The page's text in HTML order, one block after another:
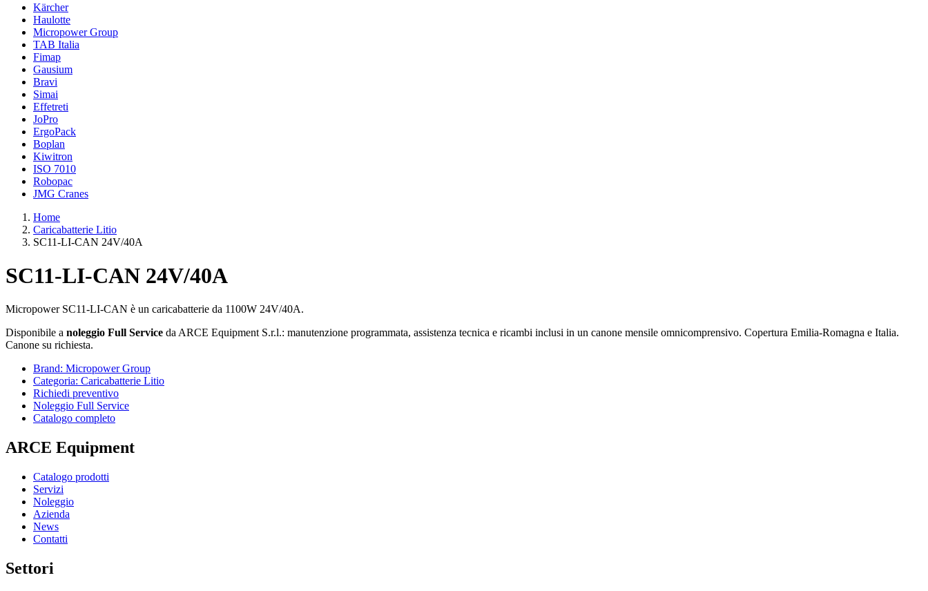
Kärcher
Haulotte
Micropower Group
TAB Italia
Fimap
Gausium
Bravi
Simai
Effetreti
JoPro
ErgoPack
Boplan
Kiwitron
ISO 7010
Robopac
JMG Cranes
Home
Caricabatterie Litio
SC11-LI-CAN 24V/40A
SC11-LI-CAN 24V/40A
Micropower SC11-LI-CAN è un caricabatterie da 1100W 24V/40A.
Disponibile a noleggio Full Service da ARCE Equipment S.r.l.: manutenzione programmata, assistenza tecnica e ricambi inclusi in un canone mensile omnicomprensivo. Copertura Emilia-Romagna e Italia.
Canone su richiesta.
Brand: Micropower Group
Categoria: Caricabatterie Litio
Richiedi preventivo
Noleggio Full Service
Catalogo completo
ARCE Equipment
Catalogo prodotti
Servizi
Noleggio
Azienda
News
Contatti
Settori